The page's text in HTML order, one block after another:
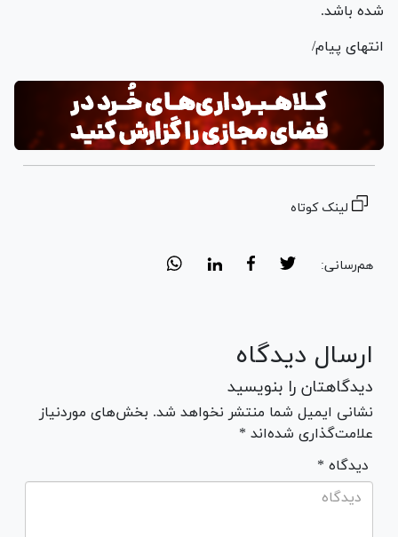
شده باشد.
انتهای پیام/
لینک کوتاه
هم‌رسانی:
ارسال دیدگاه
دیدگاهتان را بنویسید
نشانی ایمیل شما منتشر نخواهد شد. بخش‌های موردنیاز
علامت‌گذاری شده‌اند *
* دیدگاه